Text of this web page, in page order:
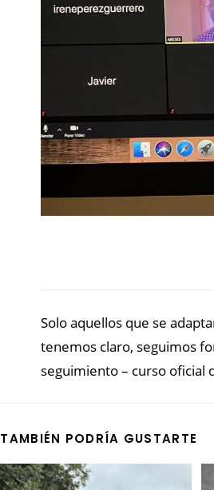
Solo aquellos que se
tenemos claro, seguimos
seguimiento – curso oficial
TAMBIÉN PODRÍA GUSTARTE